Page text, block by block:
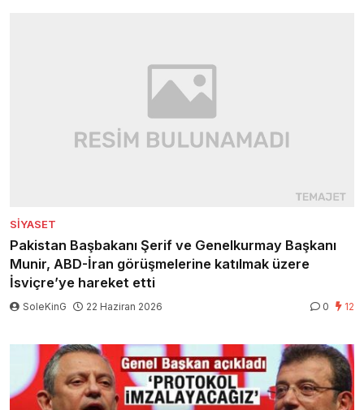
SIYASET
Pakistan Başbakanı Şerif ve Genelkurmay Başkanı
Munir, ABD-İran görüşmelerine katılmak üzere
İsviçre’ye hareket etti
SoleKinG 22 Haziran 2026 0 12